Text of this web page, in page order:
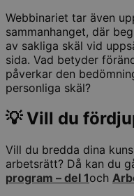
Webbinariet tar även
sammanhanget, där
av sakliga skäl vid
sida. Vad betyder
påverkar den
personliga skäl?
💡 Vill du
Vill du bredda dina
arbetsrätt? Då kan du
program – del 1och